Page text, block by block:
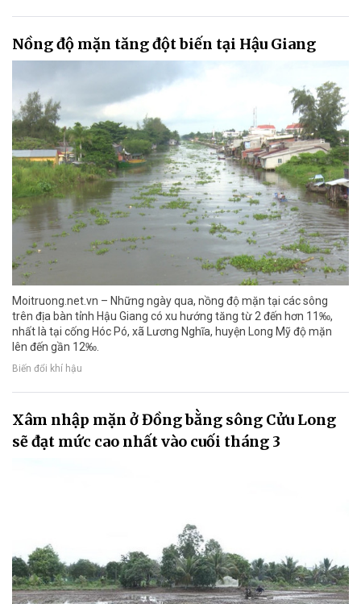
Nồng độ mặn tăng đột biến tại Hậu Giang
Moitruong.net.vn – Những ngày qua, nồng độ mặn tại các sông
trên địa bàn tỉnh Hậu Giang có xu hướng tăng từ 2 đến hơn 11‰,
nhất là tại cống Hóc Pó, xã Lương Nghĩa, huyện Long Mỹ độ mặn
lên đến gần 12‰.
Biến đổi khí hậu
Xâm nhập mặn ở Đồng bằng sông Cửu Long
sẽ đạt mức cao nhất vào cuối tháng 3